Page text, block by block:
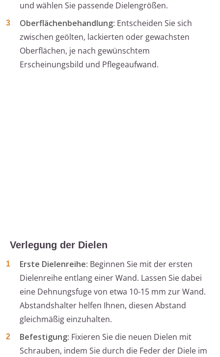
und wählen Sie passende Dielengrößen.
Oberflächenbehandlung: Entscheiden Sie sich
zwischen geölten, lackierten oder gewachsten
Oberflächen, je nach gewünschtem
Erscheinungsbild und Pflegeaufwand.
Verlegung der Dielen
Erste Dielenreihe: Beginnen Sie mit der ersten
Dielenreihe entlang einer Wand. Lassen Sie dabei
eine Dehnungsfuge von etwa 10-15 mm zur Wand.
Abstandshalter helfen Ihnen, diesen Abstand
gleichmäßig einzuhalten.
Befestigung: Fixieren Sie die neuen Dielen mit
Schrauben, indem Sie durch die Feder der Diele im